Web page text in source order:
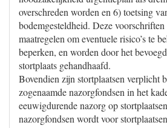
overschreden worden en 6) toetsing
bodemgesteldheid. Deze
maatregelen om eventuele risico’s te
beperken, en worden door het
stortplaats gehandhaafd.
Bovendien zijn stortplaatsen verplicht
zogenaamde nazorgfondsen in het
eeuwigdurende nazorg op
nazorgfondsen wordt voor